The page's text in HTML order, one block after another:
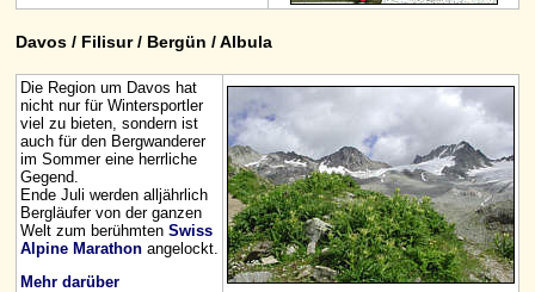
Davos / Filisur / Bergün / Albula
Die Region um Davos hat
nicht nur für Wintersportler
viel zu bieten, sondern ist
auch für den Bergwanderer
im Sommer eine herrliche
Gegend.
Ende Juli werden alljährlich
Bergläufer von der ganzen
Welt zum berühmten Swiss
Alpine Marathon angelockt.
Mehr darüber